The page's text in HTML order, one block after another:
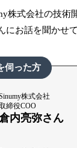
株式会社の技術
にお話を聞かせ
伺った方
株式会社
締役COO
内亮弥さん